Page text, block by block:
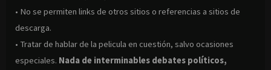
• No se permiten links de otros sitios o referencias a sitios de
descarga.
• Tratar de hablar de la pelicula en cuestión, salvo ocasiones
especiales. Nada de interminables debates políticos,